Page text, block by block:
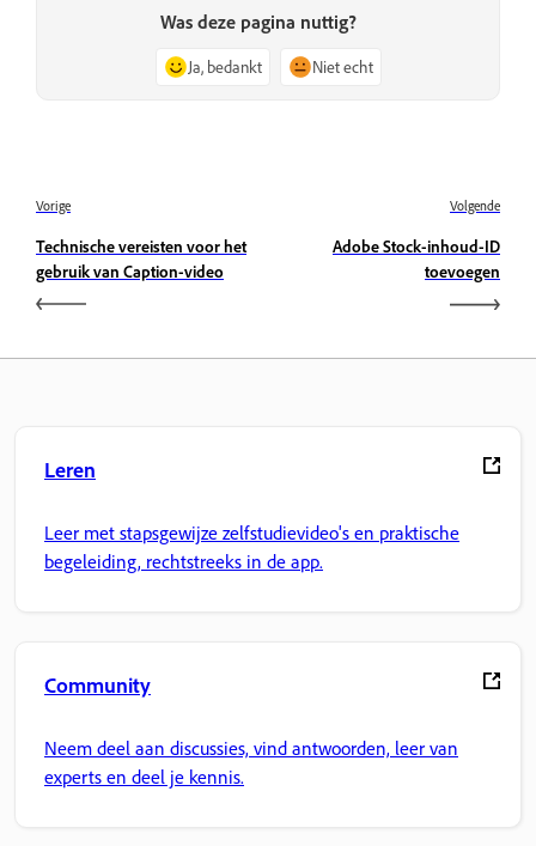
Was deze pagina nuttig?
Ja, bedankt Niet echt
Vorige
Technische vereisten voor het
gebruik van Caption-video
Volgende
Adobe Stock-inhoud-ID
toevoegen
Leren
Leer met stapsgewijze zelfstudievideo's en praktische
begeleiding, rechtstreeks in de app.
Community
Neem deel aan discussies, vind antwoorden, leer van
experts en deel je kennis.